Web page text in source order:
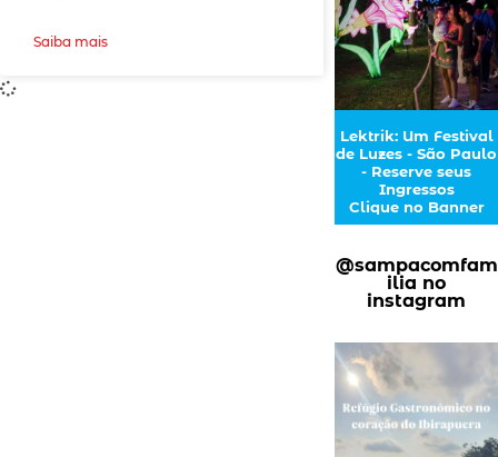
Saiba mais
Lektrik: Um Festival
de Luzes - São Paulo
- Reserve seus
Ingressos
Clique no Banner
@sampacomfam
ilia no
instagram